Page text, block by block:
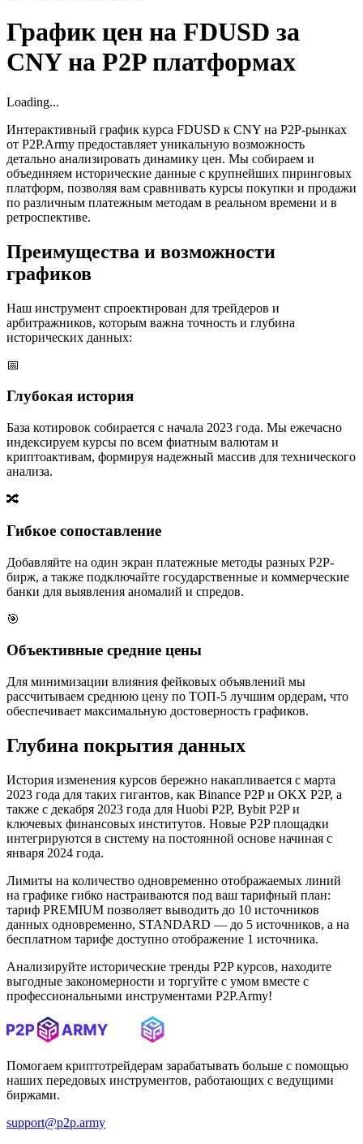
График цен на FDUSD за
CNY на P2P платформах
Loading...
Интерактивный график курса FDUSD к CNY на P2P-рынках
от P2P.Army предоставляет уникальную возможность
детально анализировать динамику цен. Мы собираем и
объединяем исторические данные с крупнейших пиринговых
платформ, позволяя вам сравнивать курсы покупки и продажи
по различным платежным методам в реальном времени и в
ретроспективе.
Преимущества и возможности
графиков
Наш инструмент спроектирован для трейдеров и
арбитражников, которым важна точность и глубина
исторических данных:
📅
Глубокая история
База котировок собирается с начала 2023 года. Мы ежечасно
индексируем курсы по всем фиатным валютам и
криптоактивам, формируя надежный массив для технического
анализа.
🔀
Гибкое сопоставление
Добавляйте на один экран платежные методы разных P2P-
бирж, а также подключайте государственные и коммерческие
банки для выявления аномалий и спредов.
🎯
Объективные средние цены
Для минимизации влияния фейковых объявлений мы
рассчитываем среднюю цену по ТОП-5 лучшим ордерам, что
обеспечивает максимальную достоверность графиков.
Глубина покрытия данных
История изменения курсов бережно накапливается с марта
2023 года для таких гигантов, как Binance P2P и OKX P2P, а
также с декабря 2023 года для Huobi P2P, Bybit P2P и
ключевых финансовых институтов. Новые P2P площадки
интегрируются в систему на постоянной основе начиная с
января 2024 года.
Лимиты на количество одновременно отображаемых линий
на графике гибко настраиваются под ваш тарифный план:
тариф PREMIUM позволяет выводить до 10 источников
данных одновременно, STANDARD — до 5 источников, а на
бесплатном тарифе доступно отображение 1 источника.
Анализируйте исторические тренды P2P курсов, находите
выгодные закономерности и торгуйте с умом вместе с
профессиональными инструментами P2P.Army!
Помогаем криптотрейдерам зарабатывать больше с помощью
наших передовых инструментов, работающих с ведущими
биржами.
support@p2p.army